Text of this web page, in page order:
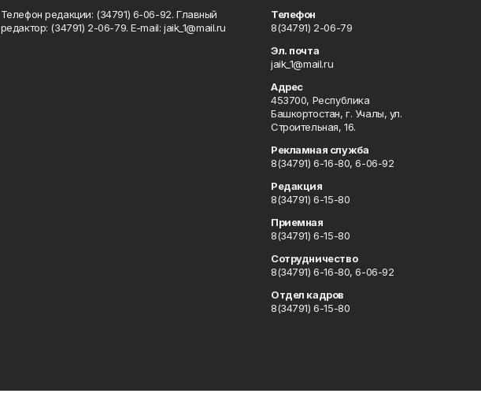
Телефон редакции: (34791) 6-06-92. Главный
редактор: (34791) 2-06-79. Е-mаil: jaik_1@mail.ru
Телефон
8(34791) 2-06-79
Эл. почта
jaik_1@mail.ru
Адрес
453700, Республика
Башкортостан, г. Учалы, ул.
Строительная, 16.
Рекламная служба
8(34791) 6-16-80, 6-06-92
Редакция
8(34791) 6-15-80
Приемная
8(34791) 6-15-80
Сотрудничество
8(34791) 6-16-80, 6-06-92
Отдел кадров
8(34791) 6-15-80